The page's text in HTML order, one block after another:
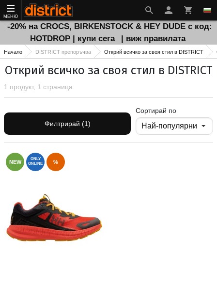
МЕНЮ
-20% на CROCS, BIRKENSTOCK & HEY DUDE с код:
HOTDROP | купи сега
| виж правилата
Начало DISTRICT препоръчва Открий всичко за своя стил в DISTRICT
Открий всичко за своя стил в DISTRICT
1 продукт, 1 страница
Филтрирай (1)
Сортирай по
NEW
ONLY
ONLINE
%